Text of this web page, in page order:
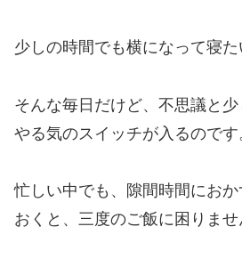
少しの時間でも横になって寝た
そんな毎日だけど、不思議と
やる気のスイッチが入るのです
忙しい中でも、隙間時間にお
おくと、三度のご飯に困りませ